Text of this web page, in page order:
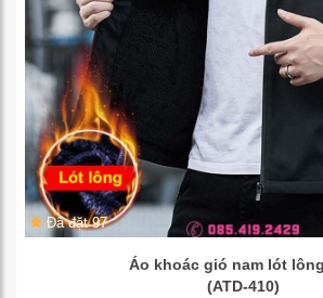
Đã đặt 97
Áo khoác gió nam lót
(ATD-410)